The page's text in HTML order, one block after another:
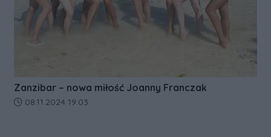
Zanzibar – nowa miłość Joanny Franczak
Data dodania artykułu:
08.11.2024 19:03